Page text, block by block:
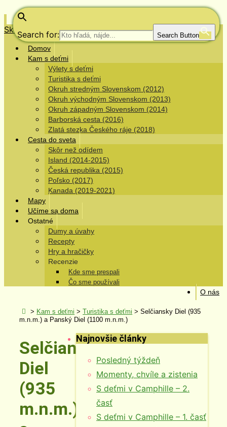
Search for: Search Button
Skip to content
Domov
Kam s deťmi
Výlety s deťmi
Turistika s deťmi
Okruh stredným Slovenskom (2012)
Okruh východným Slovenskom (2013)
Okruh západným Slovenskom (2014)
Barborská cesta (2016)
Zlatá stezka Českého ráje (2018)
Cesta do sveta
Skôr než odídem
Island (2014-2015)
Česká republika (2015)
Poľsko (2017)
Kanada (2019-2021)
Mapy
Učíme sa doma
Ostatné
Dumy a úvahy
Recepty
Hry a hračičky
Recenzie
Kde sme prespali
Čo sme používali
O nás
> Kam s deťmi >Turistika s deťmi >Selčiansky Diel (935
m.n.m.) a Panský Diel (1100 m.n.m.)
Selčiansky
Diel
(935
m.n.m.)
Najnovšie články
Posledný týždeň
Momenty, chvíle a zistenia
S deťmi v Camphille – 2.
časť
S deťmi v Camphille – 1. časť